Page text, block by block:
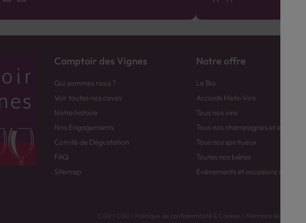
Comptoir des Vignes
Qui sommes nous ?
Voir toutes nos caves
Notre histoire
Nos Engagements
Comité de Dégustation
FAQ
Sitemap
Notre offre
Le Bio
Accords Mets-Vins
Tous nos vins
Tous nos champagnes et
Tous nos spiritueux
Toutes nos bières
Evénements et occasions spéciales
CGV | CGU | Politique de confidentialité & Cookies | Mentions légales